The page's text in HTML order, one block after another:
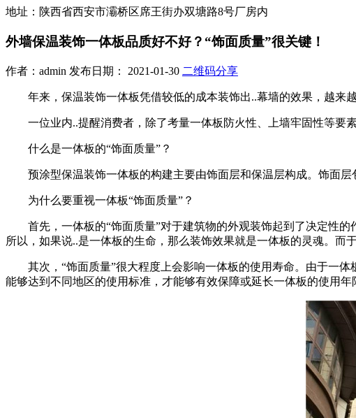
地址：陕西省西安市灞桥区席王街办双塘路8号厂房内
外墙保温装饰一体板品质好不好？“饰面质量”很关键！
作者：admin 发布日期： 2021-01-30 二维码分享
年来，保温装饰一体板凭借较低的成本装饰出..幕墙的效果，越来
一位业内..提醒消费者，除了考量一体板防火性、上墙牢固性等要
什么是一体板的“饰面质量”？
预涂型保温装饰一体板的构建主要由饰面层和保温层构成。饰面
为什么要重视一体板“饰面质量”？
首先，一体板的“饰面质量”对于建筑物的外观装饰起到了决定性
所以，如果说..是一体板的生命，那么装饰效果就是一体板的灵魂。而
其次，“饰面质量”很大程度上会影响一体板的使用寿命。由于一
能够达到不同地区的使用标准，才能够有效保障或延长一体板的使用年